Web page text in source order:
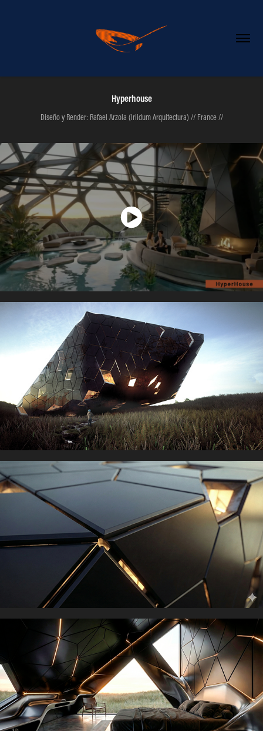
Hyperhouse
Diseño y Render: Rafael Arzola (Iriidum Arquitectura) // France //